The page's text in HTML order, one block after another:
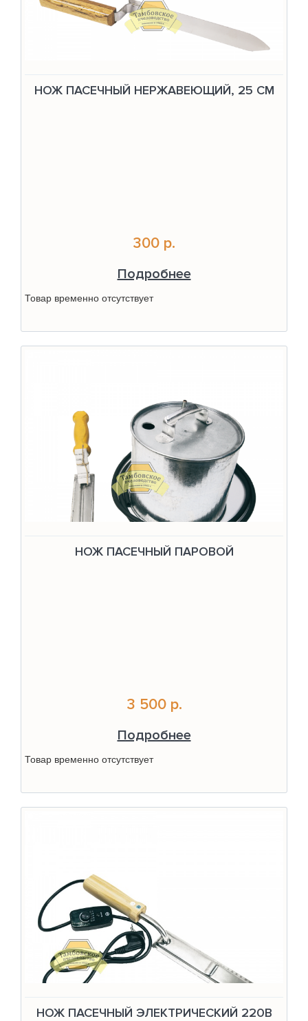
НОЖ ПАСЕЧНЫЙ НЕРЖАВЕЮЩИЙ, 25 СМ
300 р.
Подробнее
Товар временно отсутствует
НОЖ ПАСЕЧНЫЙ ПАРОВОЙ
3 500 р.
Подробнее
Товар временно отсутствует
НОЖ ПАСЕЧНЫЙ ЭЛЕКТРИЧЕСКИЙ 220В